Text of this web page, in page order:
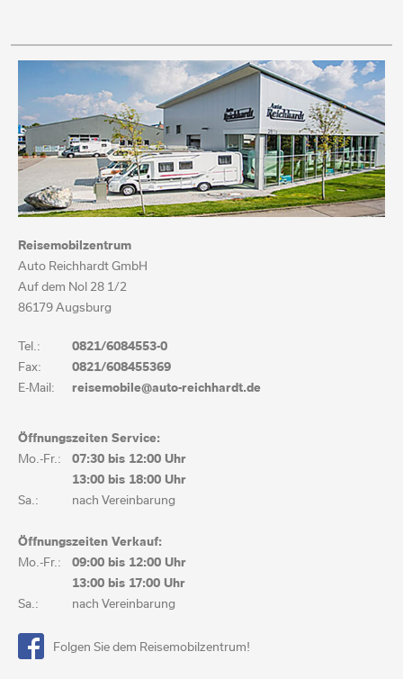
Reisemobilzentrum
Auto Reichhardt GmbH
Auf dem Nol 28 1/2
86179 Augsburg
Tel.:
0821/6084553-0
Fax:
0821/608455369
E-Mail:
reisemobile@auto-reichhardt.de
Öffnungszeiten Service:
Mo.-Fr.:
07:30 bis 12:00 Uhr
13:00 bis 18:00 Uhr
Sa.:
nach Vereinbarung
Öffnungszeiten Verkauf:
Mo.-Fr.:
09:00 bis 12:00 Uhr
13:00 bis 17:00 Uhr
Sa.:
nach Vereinbarung
Folgen Sie dem Reisemobilzentrum!